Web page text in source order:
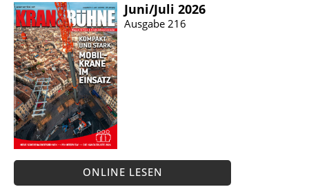
Juni/​Juli 2026
Ausgabe 216
ONLINE LESEN